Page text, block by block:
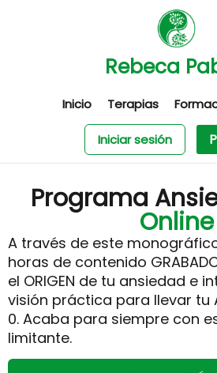
Rebeca
Inicio Terapias
Iniciar sesión
Programa
Online
A través de este
horas de contenido
el ORIGEN de tu ansiedad e
visión práctica para llevar tu
0. Acaba para siempre con
limitante.